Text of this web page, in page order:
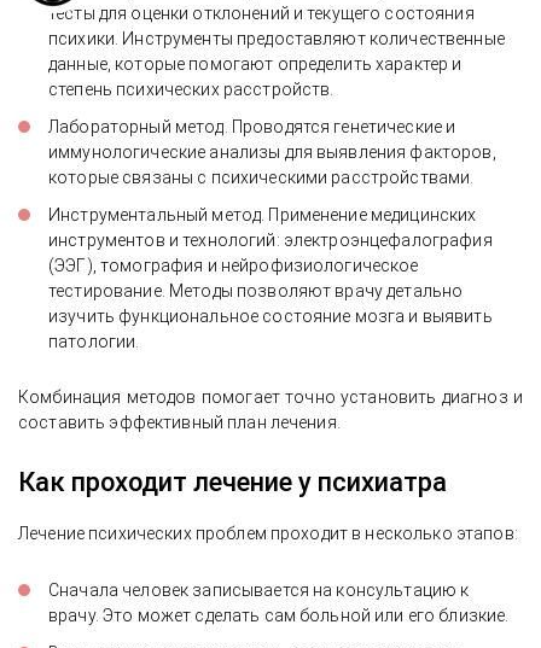
тесты для оценки отклонений и текущего состояния
психики. Инструменты предоставляют количественные
данные, которые помогают определить характер и
степень психических расстройств.
Лабораторный метод. Проводятся генетические и
иммунологические анализы для выявления факторов,
которые связаны с психическими расстройствами.
Инструментальный метод. Применение медицинских
инструментов и технологий: электроэнцефалография
(ЭЭГ), томография и нейрофизиологическое
тестирование. Методы позволяют врачу детально
изучить функциональное состояние мозга и выявить
патологии.
Комбинация методов помогает точно установить диагноз и
составить эффективный план лечения.
Как проходит лечение у психиатра
Лечение психических проблем проходит в несколько этапов:
Сначала человек записывается на консультацию к
врачу. Это может сделать сам больной или его близкие.